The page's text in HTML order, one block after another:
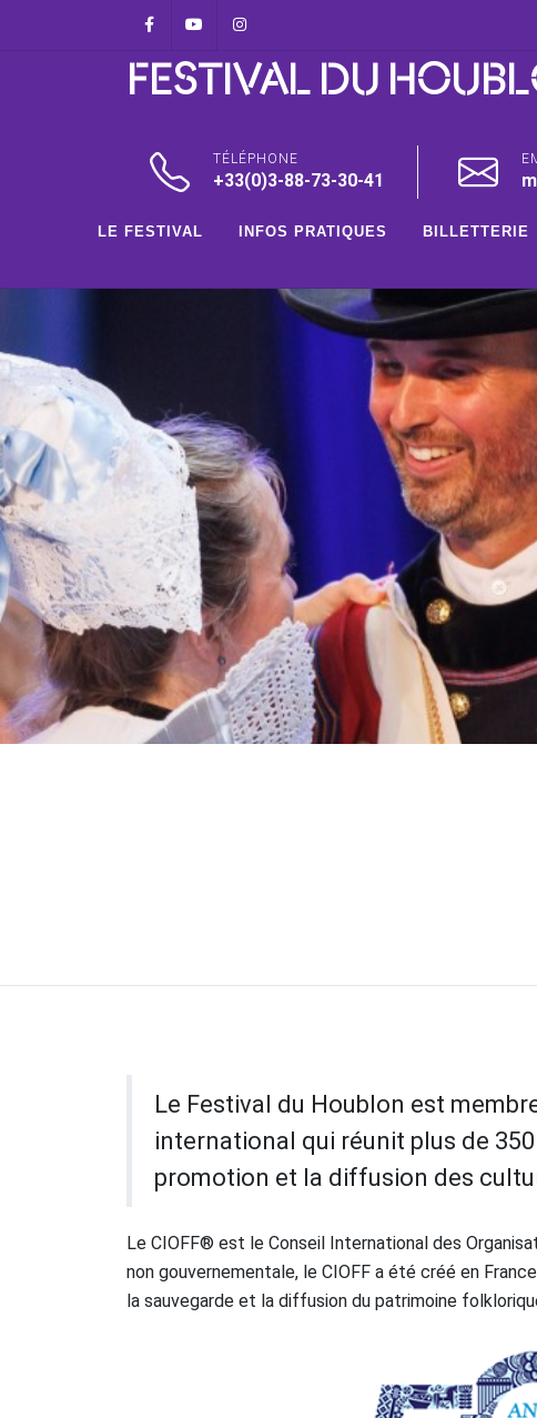
FacebookYoutube
FESTIVAL DU
TÉLÉPHONE
+33(0)3-88-73-30-41
LE FESTIVAL INFOS PRATIQUES BILLETTERIE
Le Festival du Houblon est
international qui réunit plus de
promotion et la diffusion des
Le CIOFF® est le Conseil International des
non gouvernementale, le CIOFF a été créé en
la sauvegarde et la diffusion du patrimoine
Panneau de gestion des cookies